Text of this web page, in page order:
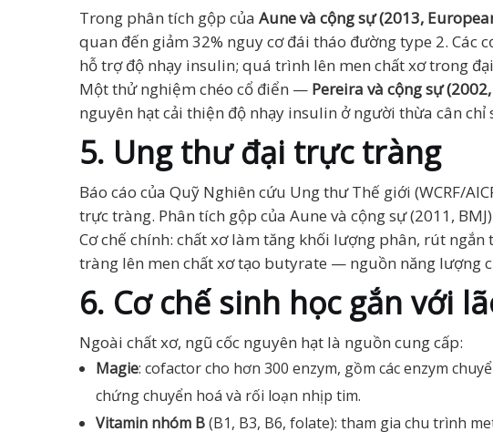
Trong phân tích gộp của Aune và cộng sự (2013,
quan đến giảm 32% nguy cơ đái tháo đường type 2. Các
hỗ trợ độ nhạy insulin; quá trình lên men chất xơ trong
Một thử nghiệm chéo cổ điển — Pereira và cộng sự
nguyên hạt cải thiện độ nhạy insulin ở người thừa cân chỉ
5. Ung thư đại trực tràng
Báo cáo của Quỹ Nghiên cứu Ung thư Thế giới (WCRF/
trực tràng. Phân tích gộp của Aune và cộng sự (2011,
Cơ chế chính: chất xơ làm tăng khối lượng phân, rút
tràng lên men chất xơ tạo butyrate — nguồn năng lượng
6. Cơ chế sinh học gắn với
Ngoài chất xơ, ngũ cốc nguyên hạt là nguồn cung cấp:
Magie: cofactor cho hơn 300 enzym, gồm các enzym
chứng chuyển hoá và rối loạn nhịp tim.
Vitamin nhóm B(B1, B3, B6, folate): tham gia chu trình